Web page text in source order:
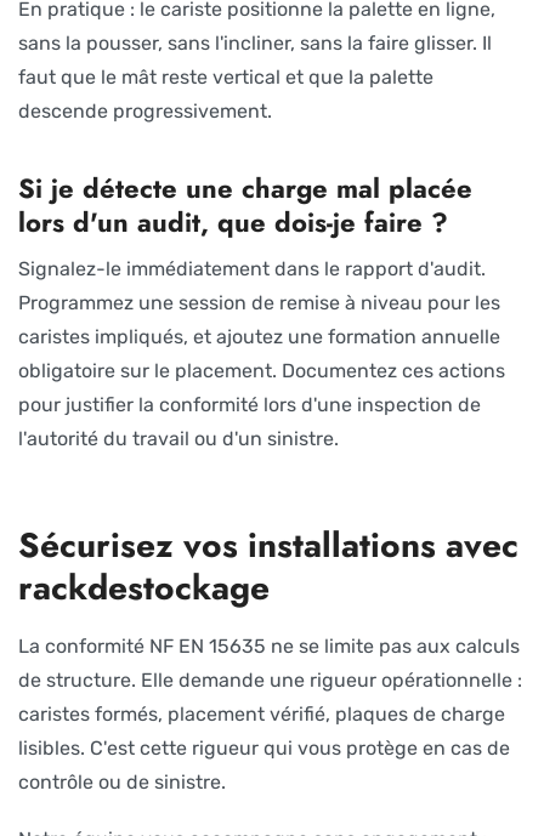
En pratique : le cariste positionne la palette en ligne,
sans la pousser, sans l'incliner, sans la faire glisser. Il
faut que le mât reste vertical et que la palette
descende progressivement.
Si je détecte une charge mal placée
lors d'un audit, que dois-je faire ?
Signalez-le immédiatement dans le rapport d'audit.
Programmez une session de remise à niveau pour les
caristes impliqués, et ajoutez une formation annuelle
obligatoire sur le placement. Documentez ces actions
pour justifier la conformité lors d'une inspection de
l'autorité du travail ou d'un sinistre.
Sécurisez vos installations avec
rackdestockage
La conformité NF EN 15635 ne se limite pas aux calculs
de structure. Elle demande une rigueur opérationnelle :
caristes formés, placement vérifié, plaques de charge
lisibles. C'est cette rigueur qui vous protège en cas de
contrôle ou de sinistre.